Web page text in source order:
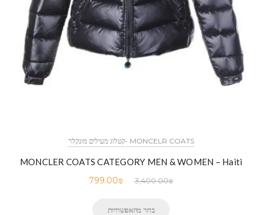
MONCELR COATS -קטלוג מעילים מונקלר
MONCLER COATS CATEGORY MEN & WOMEN – Haiti
3,400.00₪
799.00₪
בחר מהאפשרויות